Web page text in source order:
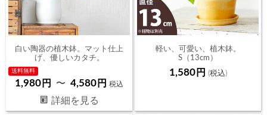
白い陶器の植木鉢。マット仕上
げ、優しいカタチ。
送料無料
1,980 〜 4,580 税込
詳細を見る
軽い、可愛い、植木鉢。
S（13cm）
1,580